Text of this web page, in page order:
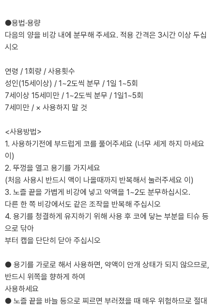
●용법·용량
다음의 양을 비강 내에 분무해 주세요. 적용 간격은 3시간 이상 두십
시오
연령 / 1회량 / 사용횟수
성인(15세이상) / 1~2도씩 분무 / 1일 1~5회
7세이상 15세미만 / 1~2도씩 분무 / 1일1~5회
7세미만 / × 사용하지 말 것
<사용방법>
1. 사용하기전에 부드럽게 코를 풀어주세요 (너무 세게 하지 마세요
이)
2. 뚜껑을 열고 용기를 가지세요
(처음 사용시 반드시 액이 나올때까지 반복해서 눌러주세요 이)
3. 노즐 끝을 가볍게 비강에 넣고 약액을 1~2도 분무하십시오.
다른 한 쪽 비강에서도 같은 조작을 반복해 주십시오
4. 용기를 청결하게 유지하기 위해 사용 후 코에 닿는 부분을 티슈 등
으로 닦아
부터 캡을 단단히 닫아 주십시오
● 용기를 가로로 해서 사용하면, 약액이 안개 상태가 되지 않으므로,
반드시 위쪽을 향하게 하여
사용하세요
● 노즐 끝을 바늘 등으로 찌르면 부러졌을 때 매우 위험하므로 절대